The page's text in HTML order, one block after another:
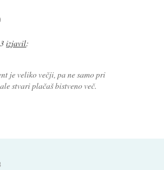
izjavil:
je veliko večji, pa ne samo pri
stvari plačaš bistveno več.